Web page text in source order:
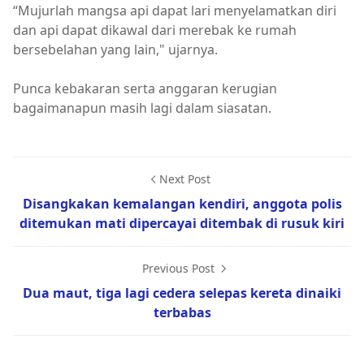
“Mujurlah mangsa api dapat lari menyelamatkan diri
dan api dapat dikawal dari merebak ke rumah
bersebelahan yang lain," ujarnya.
Punca kebakaran serta anggaran kerugian
bagaimanapun masih lagi dalam siasatan.
Next Post
Disangkakan kemalangan kendiri, anggota polis
ditemukan mati dipercayai ditembak di rusuk kiri
Previous Post
Dua maut, tiga lagi cedera selepas kereta dinaiki
terbabas